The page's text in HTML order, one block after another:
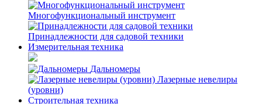
Многофункциональный инструмент
Принадлежности для садовой техники
Измерительная техника
Дальномеры
Лазерные невелиры
(уровни)
Строительная техника